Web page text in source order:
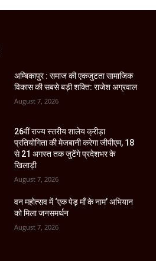
अम्बिकापुर : समाज की एकजुटता सामाजिक
विकास की सबसे बड़ी शक्ति: राजेश अग्रवाल
August 7, 2026
26वीं राज्य स्तरीय शालेय क्रीड़ा
प्रतियोगिता की मेजबानी करेगा जीपीएम, 18
से 21 अगस्त तक जुटेंगे प्रदेशभर के
खिलाड़ी
August 7, 2026
वन महोत्सव में ‘एक पेड़ माँ के नाम’ अभियान
को मिला जनसमर्थन
August 7, 2026